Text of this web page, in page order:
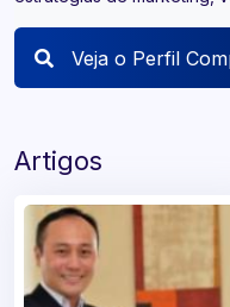
Veja o Perfil
Artigos